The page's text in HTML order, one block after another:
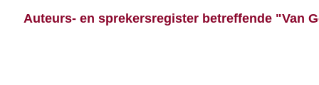
Auteurs- en sprekersregister betreffende "Van